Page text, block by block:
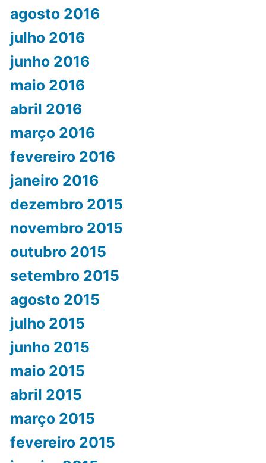
agosto 2016
julho 2016
junho 2016
maio 2016
abril 2016
março 2016
fevereiro 2016
janeiro 2016
dezembro 2015
novembro 2015
outubro 2015
setembro 2015
agosto 2015
julho 2015
junho 2015
maio 2015
abril 2015
março 2015
fevereiro 2015